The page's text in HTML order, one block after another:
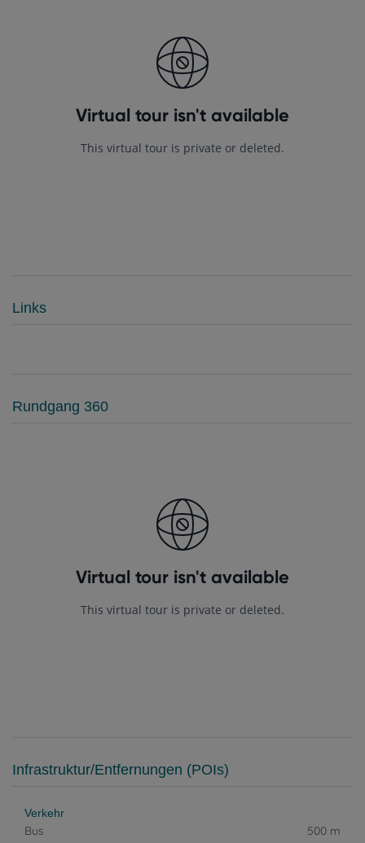
Links
Rundgang 360
Infrastruktur/Entfernungen (POIs)
Verkehr
Bus 500 m